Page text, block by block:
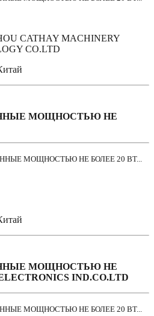
CATHAY MACHINERY
CO.LTD
МОЩНОСТЬЮ НЕ
МОЩНОСТЬЮ НЕ БОЛЕЕ 20 ВТ...
МОЩНОСТЬЮ НЕ
IND.CO.LTD
МОЩНОСТЬЮ НЕ БОЛЕЕ 20 ВТ...